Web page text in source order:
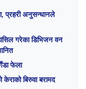
प्रहरी अनुसन्धानले
गरेका डिभिजन वन
फेला
बिरुवा बरामद